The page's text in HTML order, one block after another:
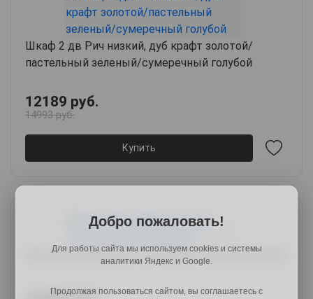
Шкаф 2 дв Рич низкий, дуб крафт золотой/
пастельный зеленый/сумеречный голубой
12189 руб.
14993 руб.
Купить
Детский шкаф 2 дв 1 ящ Пикси, озорной василек
Добро пожаловать!
Для работы сайта мы используем cookies и системы
аналитики Яндекс и Google.
Продолжая пользоваться сайтом, вы соглашаетесь с